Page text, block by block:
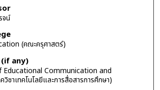
จน์
(คณะครุศาสตร์)
any)
Communication and
ชาเทคโนโลยีและการสื่อสารการศึกษา)